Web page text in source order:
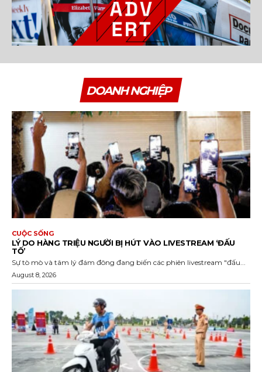
DOANH NGHIỆP
CUỘC SỐNG
LÝ DO HÀNG TRIỆU NGƯỜI BỊ HÚT VÀO LIVESTREAM ‘ĐẤU
TỐ’
Sự tò mò và tâm lý đám đông đang biến các phiên livestream "đấu...
August 8, 2026